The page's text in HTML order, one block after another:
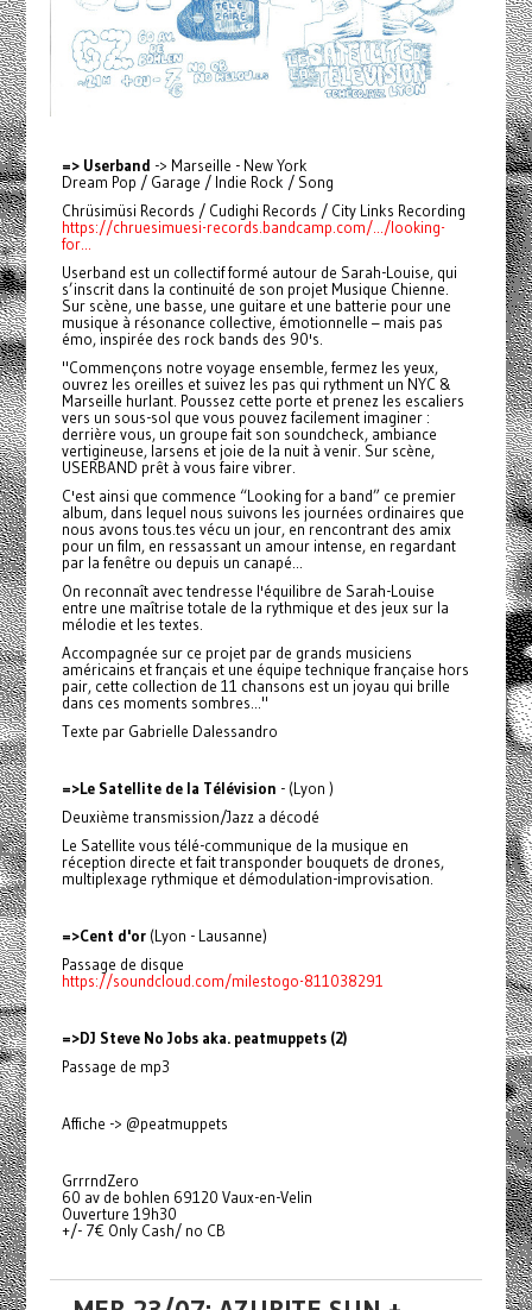
=> Userband -> Marseille - New York
Dream Pop / Garage / Indie Rock / Song
Chrüsimüsi Records / Cudighi Records / City Links Recording
https://chruesimuesi-records.bandcamp.com/.../looking-
for...
Userband est un collectif formé autour de Sarah-Louise, qui
s’inscrit dans la continuité de son projet Musique Chienne.
Sur scène, une basse, une guitare et une batterie pour une
musique à résonance collective, émotionnelle – mais pas
émo, inspirée des rock bands des 90's.
"Commençons notre voyage ensemble, fermez les yeux,
ouvrez les oreilles et suivez les pas qui rythment un NYC &
Marseille hurlant. Poussez cette porte et prenez les escaliers
vers un sous-sol que vous pouvez facilement imaginer :
derrière vous, un groupe fait son soundcheck, ambiance
vertigineuse, larsens et joie de la nuit à venir. Sur scène,
USERBAND prêt à vous faire vibrer.
C'est ainsi que commence “Looking for a band” ce premier
album, dans lequel nous suivons les journées ordinaires que
nous avons tous.tes vécu un jour, en rencontrant des amix
pour un film, en ressassant un amour intense, en regardant
par la fenêtre ou depuis un canapé...
On reconnaît avec tendresse l'équilibre de Sarah-Louise
entre une maîtrise totale de la rythmique et des jeux sur la
mélodie et les textes.
Accompagnée sur ce projet par de grands musiciens
américains et français et une équipe technique française hors
pair, cette collection de 11 chansons est un joyau qui brille
dans ces moments sombres..."
Texte par Gabrielle Dalessandro
=>Le Satellite de la Télévision - (Lyon )
Deuxième transmission/Jazz a décodé
Le Satellite vous télé-communique de la musique en
réception directe et fait transponder bouquets de drones,
multiplexage rythmique et démodulation-improvisation.
=>Cent d'or(Lyon - Lausanne)
Passage de disque
https://soundcloud.com/milestogo-811038291
=>DJ Steve No Jobs aka. peatmuppets (2)
Passage de mp3
Affiche -> @peatmuppets
GrrrndZero
60 av de bohlen 69120 Vaux-en-Velin
Ouverture 19h30
+/- 7€ Only Cash/ no CB